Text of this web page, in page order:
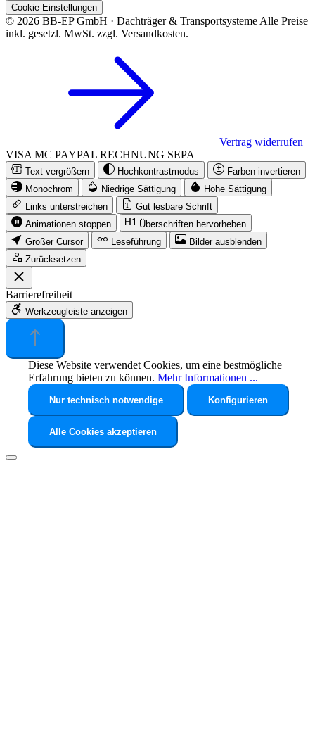
Cookie-Einstellungen
© 2026 BB-EP GmbH · Dachträger & Transportsysteme Alle Preise
inkl. gesetzl. MwSt. zzgl. Versandkosten.
Vertrag widerrufen
VISA MC PAYPAL RECHNUNG SEPA
Text vergrößern Hochkontrastmodus
Farben invertieren
Monochrom
Niedrige Sättigung
Hohe Sättigung
Links unterstreichen
Gut lesbare Schrift
Animationen stoppen
Überschriften hervorheben
Großer Cursor
Leseführung
Bilder ausblenden
Zurücksetzen
Barrierefreiheit
Werkzeugleiste anzeigen
Diese Website verwendet Cookies, um eine bestmögliche
Erfahrung bieten zu können. Mehr Informationen ...
Nur technisch notwendige Konfigurieren
Alle Cookies akzeptieren